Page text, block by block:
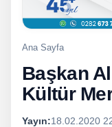
Ana Sayfa
Başkan
Kültür
Yayın:18.02.2020